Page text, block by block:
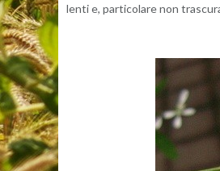
len­ti e, par­ti­co­la­re non